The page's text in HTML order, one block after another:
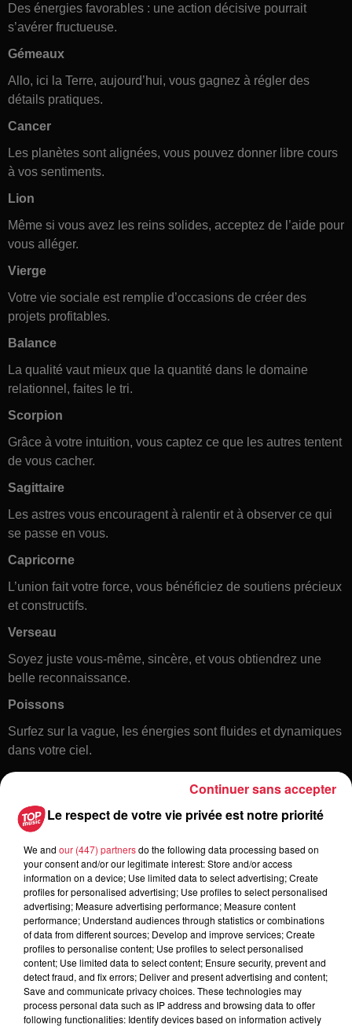
Des énergies favorables : une action décisive pourrait
s’avérer fructueuse.
Gémeaux
Allo, ici la Terre, aujourd’hui, vous gagnez à régler des
détails pratiques.
Cancer
Les planètes sont alignées, vous pouvez donner libre cours
à vos sentiments.
Lion
Même si vous avez les reins solides, acceptez de l’aide pour
vous alléger.
Vierge
Votre vie sociale est remplie d’occasions de créer des
projets profitables.
Balance
La qualité vaut mieux que la quantité dans le domaine
relationnel, faites le tri.
Scorpion
Grâce à votre intuition, vous captez ce que les autres tentent
de vous cacher.
Sagittaire
Les astres vous encouragent à ralentir et à observer ce qui
se passe en vous.
Capricorne
L’union fait votre force, vous bénéficiez de soutiens précieux
et constructifs.
Verseau
Soyez juste vous-même, sincère, et vous obtiendrez une
belle reconnaissance.
Poissons
Surfez sur la vague, les énergies sont fluides et dynamiques
dans votre ciel.
Toute l'actu
6 août 2026
À Hoerdt, de l’eau brune sort des
robinets
Le respect de votre vie privée est notre priorité
We and our (447) partnersdo the following data processing based on
your consent and/or our legitimate interest: Store and/or access
information on a device; Use limited data to select advertising; Create
profiles for personalised advertising; Use profiles to select personalised
advertising; Measure advertising performance; Measure content
performance; Understand audiences through statistics or combinations
of data from different sources; Develop and improve services; Create
profiles to personalise content; Use profiles to select personalised
content; Use limited data to select content; Ensure security, prevent and
detect fraud, and fix errors; Deliver and present advertising and content;
Save and communicate privacy choices. These technologies may
process personal data such as IP address and browsing data to offer
following functionalities: Identify devices based on information actively
Continuer sans accepter